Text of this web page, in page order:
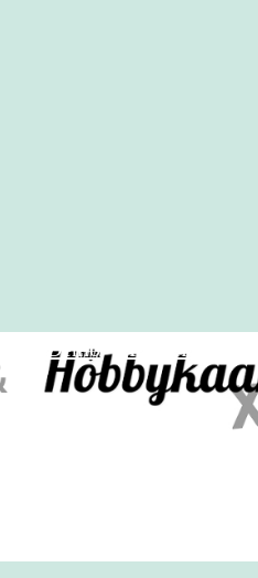
Demo Archief